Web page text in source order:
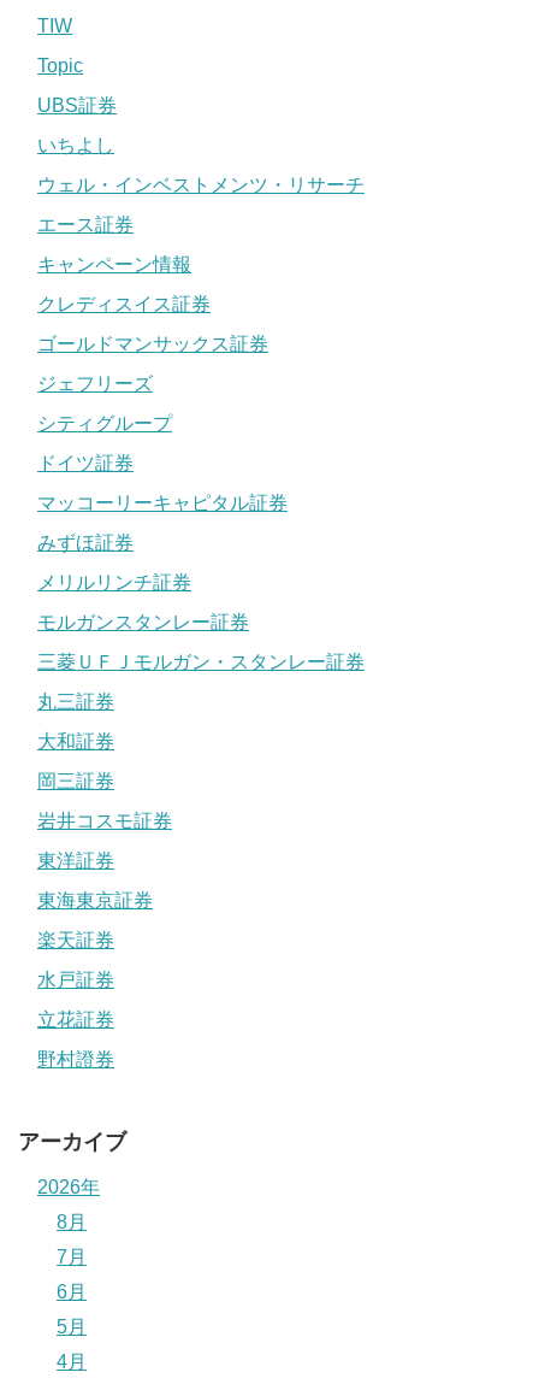
TIW
Topic
UBS証券
いちよし
ウェル・インベストメンツ・リサーチ
エース証券
キャンペーン情報
クレディスイス証券
ゴールドマンサックス証券
ジェフリーズ
シティグループ
ドイツ証券
マッコーリーキャピタル証券
みずほ証券
メリルリンチ証券
モルガンスタンレー証券
三菱ＵＦＪモルガン・スタンレー証券
丸三証券
大和証券
岡三証券
岩井コスモ証券
東洋証券
東海東京証券
楽天証券
水戸証券
立花証券
野村證券
アーカイブ
2026年
8月
7月
6月
5月
4月